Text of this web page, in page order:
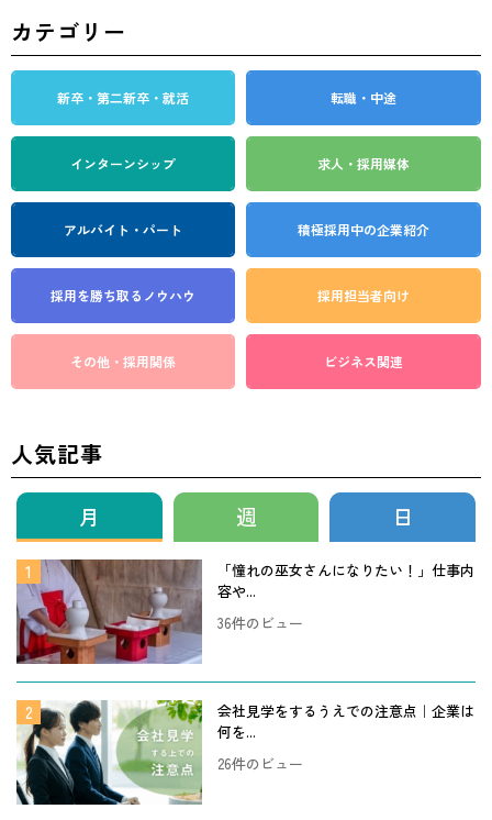
カテゴリー
新卒・第二新卒・就活 転職・中途
インターンシップ 求人・採用媒体
アルバイト・パート 積極採用中の企業紹介
採用を勝ち取る ノウハウ 採用担当者向け
その他・採用関係 ビジネス関連
人気記事
月 週 日
「憧れの巫女さんになりたい！」仕事内
容や...
36件のビュー
会社見学をするうえでの注意点｜企業は
何を...
26件のビュー